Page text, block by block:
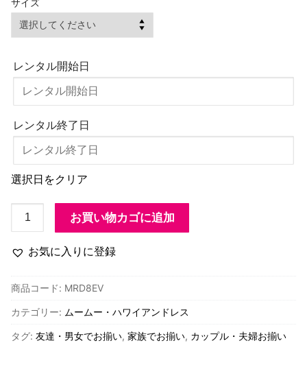
レンタル開始日
レンタル終了日
選択日をクリア
MRD8EV
ハ
ワ
ン・
4WAY
ド
お買い物カゴに追加
お気に入りに登録
商品コード: MRD8EV
カテゴリー: ムームー・ハワイアンドレス
タグ: 友達・男女でお揃い, 家族でお揃い, カップル・夫婦お揃い